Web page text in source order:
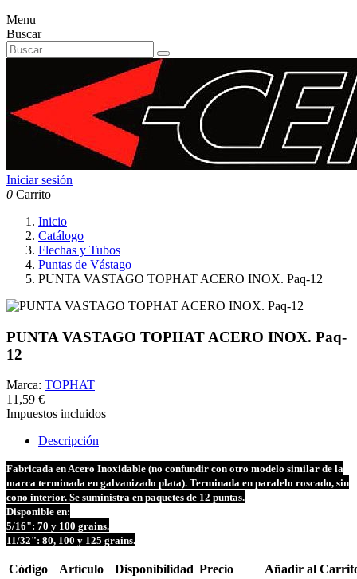
Menu
Buscar
Iniciar sesión
0 Carrito
Inicio
Catálogo
Flechas y Tubos
Puntas de Vástago
PUNTA VASTAGO TOPHAT ACERO INOX. Paq-12
PUNTA VASTAGO TOPHAT ACERO INOX. Paq-
12
Marca: TOPHAT
11,59 €
Impuestos incluidos
Descripción
Fabricada en Acero Inoxidable (no confundir con otro modelo similar de la
marca terminada en galvanizado plata). Terminada en paralelo roscado, sin
cono interior. Se suministra en paquetes de 12 puntas.
Disponible en:
5/16": 70 y 100 grains.
11/32": 80, 100 y 125 grains.
Código Artículo Disponibilidad Precio Añadir al